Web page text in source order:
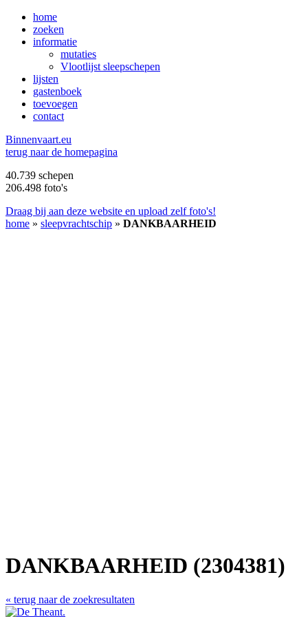
home
zoeken
informatie
mutaties
Vlootlijst sleepschepen
lijsten
gastenboek
toevoegen
contact
Binnenvaart.eu
terug naar de homepagina
40.739 schepen
206.498 foto's
Draag bij aan deze website en upload zelf foto's!
home » sleepvrachtschip » DANKBAARHEID
DANKBAARHEID (2304381)
« terug naar de zoekresultaten